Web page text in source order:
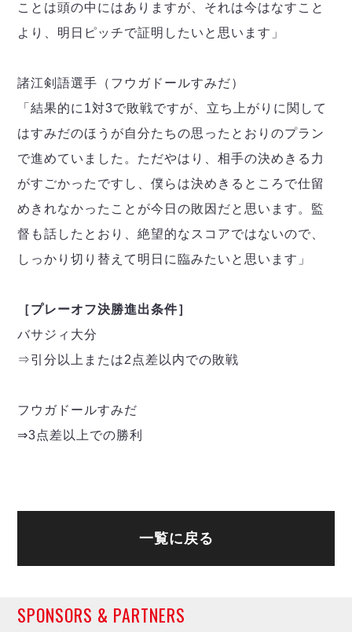
ことは頭の中にはありますが、それは今はなすこと
より、明日ピッチで証明したいと思います」
諸江剣語選手（フウガドールすみだ）
「結果的に1対3で敗戦ですが、立ち上がりに関して
はすみだのほうが自分たちの思ったとおりのプラン
で進めていました。ただやはり、相手の決めきる力
がすごかったですし、僕らは決めきるところで仕留
めきれなかったことが今日の敗因だと思います。監
督も話したとおり、絶望的なスコアではないので、
しっかり切り替えて明日に臨みたいと思います」
［プレーオフ決勝進出条件］
バサジィ大分
⇒引分以上または2点差以内での敗戦
フウガドールすみだ
⇒3点差以上での勝利
一覧に戻る
SPONSORS & PARTNERS